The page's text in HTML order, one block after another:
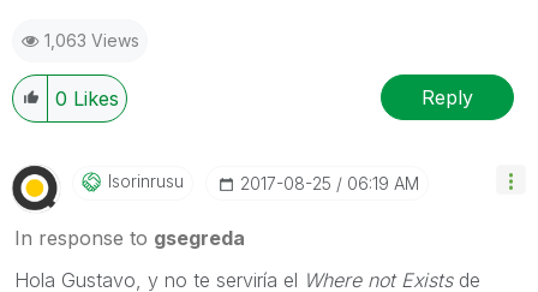
1,063 Views
0 Likes Reply
Isorinrusu ‎2017-08-25 06:19 AM
In response to gsegreda
Hola Gustavo, y no te serviría el Where not Existsde